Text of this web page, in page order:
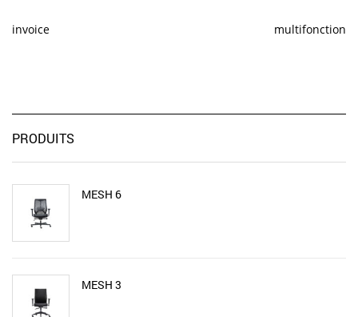
invoice multifonction
PRODUITS
MESH 6
MESH 3